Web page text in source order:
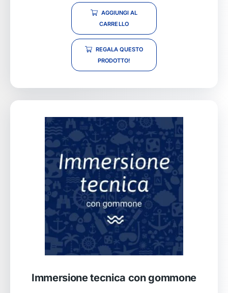
AGGIUNGI AL
CARRELLO
REGALA QUESTO
PRODOTTO!
Immersione tecnica con gommone